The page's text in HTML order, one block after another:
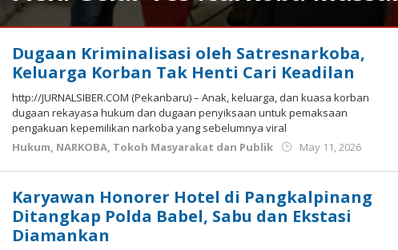
NARKOBA
May
2026
Budiyanto
Dugaan Kriminalisasi oleh Satresnarkoba,
Keluarga Korban Tak Henti Cari Keadilan
http://JURNALSIBER.COM (Pekanbaru) – Anak, keluarga, dan kuasa korban
dugaan rekayasa hukum dan dugaan penyiksaan untuk pemaksaan
pengakuan kepemilikan narkoba yang sebelumnya viral
Hukum, NARKOBA, Tokoh Masyarakat dan Publik May 11, 2026
Karyawan Honorer Hotel di Pangkalpinang
Ditangkap Polda Babel, Sabu dan Ekstasi
Diamankan